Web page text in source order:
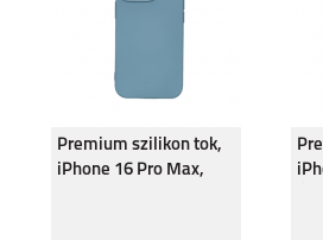
IPHONE 17 PRO
Premium szilikon tok,
iPhone 16 Pro Max,